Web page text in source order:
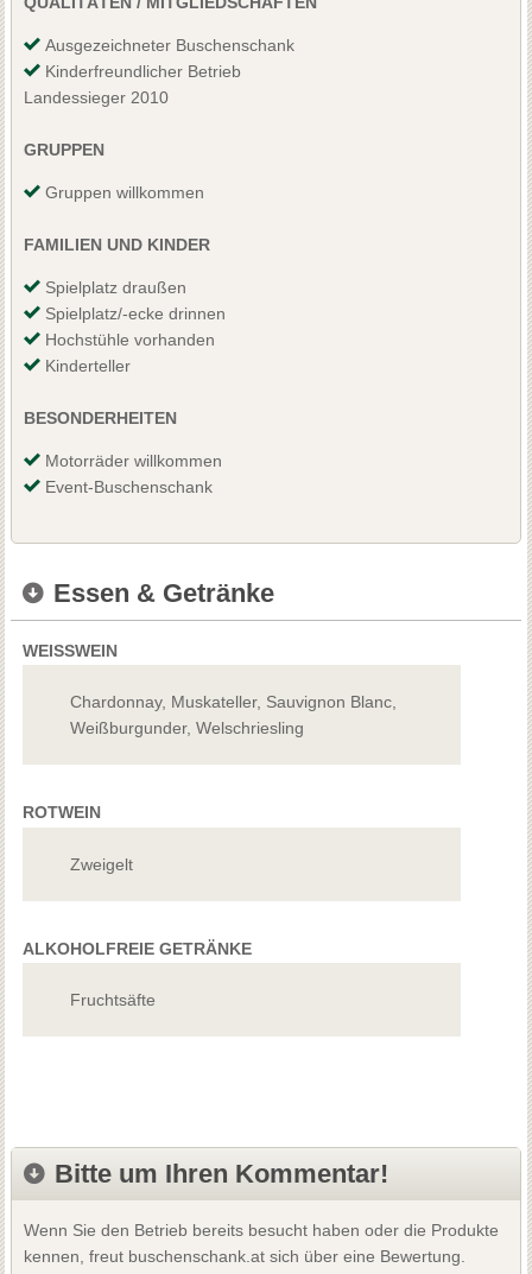
Ausgezeichneter Buschenschank
Kinderfreundlicher Betrieb
Landessieger 2010
GRUPPEN
Gruppen willkommen
FAMILIEN UND KINDER
Spielplatz draußen
Spielplatz/-ecke drinnen
Hochstühle vorhanden
Kinderteller
BESONDERHEITEN
Motorräder willkommen
Event-Buschenschank
Essen & Getränke
WEISSWEIN
Chardonnay, Muskateller, Sauvignon Blanc,
Weißburgunder, Welschriesling
ROTWEIN
Zweigelt
ALKOHOLFREIE GETRÄNKE
Fruchtsäfte
Bitte um Ihren Kommentar!
Wenn Sie den Betrieb bereits besucht haben oder die Produkte
kennen, freut buschenschank.at sich über eine Bewertung.